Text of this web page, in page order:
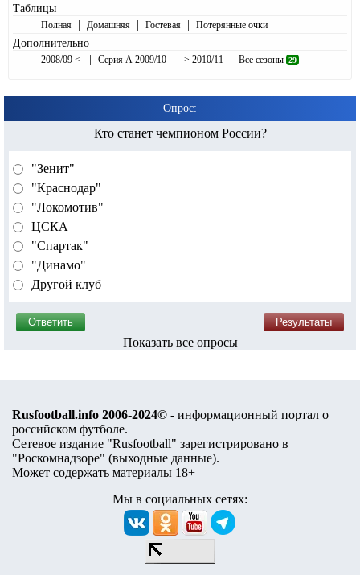
Таблицы
Полная | Домашняя | Гостевая | Потерянные очки
Дополнительно
2008/09 < | Серия А 2009/10 | > 2010/11 | Все сезоны 29
Опрос:
Кто станет чемпионом России?
"Зенит"
"Краснодар"
"Локомотив"
ЦСКА
"Спартак"
"Динамо"
Другой клуб
Показать все опросы
Rusfootball.info 2006-2024© - информационный портал о
российском футболе.
Сетевое издание "Rusfootball" зарегистрировано в
"Роскомнадзоре" (выходные данные).
Может содержать материалы 18+
Мы в социальных сетях: